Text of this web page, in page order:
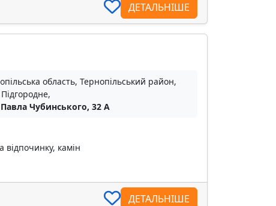
ДЕТАЛЬНІШЕ
область, Тернопільський район,
Чубинського, 32 A
відпочинку, камін
ДЕТАЛЬНІШЕ